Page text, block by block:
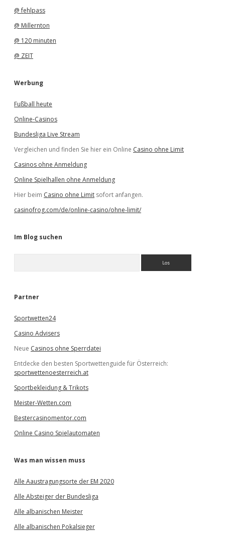
@ fehlpass
@ Millernton
@ 120 minuten
@ ZEIT
Werbung
Fußball heute
Online-Casinos
Bundesliga Live Stream
Vergleichen und finden Sie hier ein Online Casino ohne Limit
Casinos ohne Anmeldung
Online Spielhallen ohne Anmeldung
Hier beim Casino ohne Limit sofort anfangen.
casinofrog.com/de/online-casino/ohne-limit/
Im Blog suchen
e
Partner
Sportwetten24
Casino Advisers
Neue Casinos ohne Sperrdatei
Entdecke den besten Sportwettenguide für Österreich:
sportwettenoesterreich.at
Sportbekleidung & Trikots
Meister-Wetten.com
Bestercasinomentor.com
Online Casino Spielautomaten
Was man wissen muss
Alle Aaustragungsorte der EM 2020
Alle Absteiger der Bundesliga
Alle albanischen Meister
Alle albanischen Pokalsieger